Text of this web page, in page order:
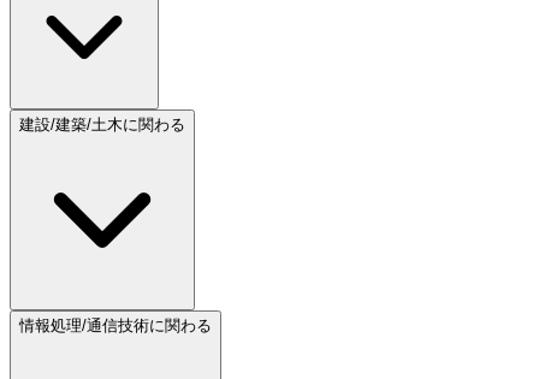
建設/建築/土木に関わる
情報処理/通信技術に関わる